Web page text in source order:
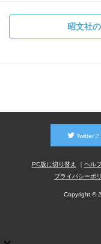
昭文社
Twitterフ
PC版に切り替え ヘル
プライバシーポ
Copyright ©